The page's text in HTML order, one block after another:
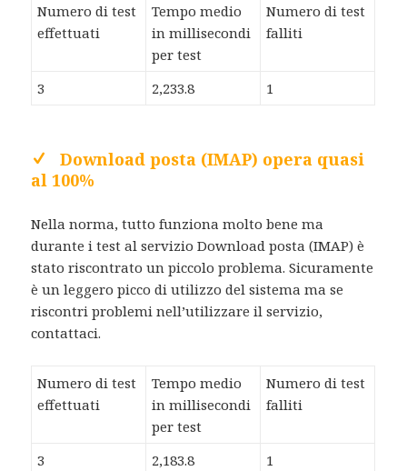
Numero di test
effettuati
Tempo medio
in millisecondi
per test
Numero di test
falliti
3 2,233.8 1
Download posta (IMAP) opera quasi
al 100%
Nella norma, tutto funziona molto bene ma
durante i test al servizio Download posta (IMAP) è
stato riscontrato un piccolo problema. Sicuramente
è un leggero picco di utilizzo del sistema ma se
riscontri problemi nell’utilizzare il servizio,
contattaci.
Numero di test
effettuati
Tempo medio
in millisecondi
per test
Numero di test
falliti
3 2,183.8 1